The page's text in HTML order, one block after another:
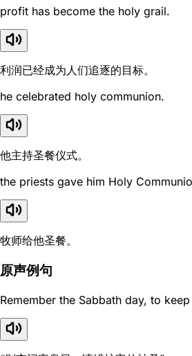
profit has become the holy grail.
利润已经成为人们追逐的目标。
he celebrated holy communion.
他主持圣餐仪式。
the priests gave him Holy
牧师给他圣餐。
原声例句
Remember the Sabbath day, to